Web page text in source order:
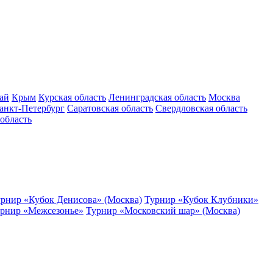
Крым Курская область Ленинградская область Москва
Петербург Саратовская область Свердловская область
«Кубок Денисова» (Москва) Турнир «Кубок Клубники»
«Межсезонье» Турнир «Московский шар» (Москва)